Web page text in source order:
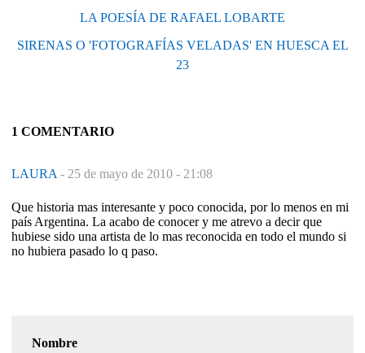
LA POESÍA DE RAFAEL LOBARTE
SIRENAS O 'FOTOGRAFÍAS VELADAS' EN HUESCA EL
23
1 COMENTARIO
LAURA - 25 de mayo de 2010 - 21:08
Que historia mas interesante y poco conocida, por lo menos en mi
país Argentina. La acabo de conocer y me atrevo a decir que
hubiese sido una artista de lo mas reconocida en todo el mundo si
no hubiera pasado lo q paso.
Nombre